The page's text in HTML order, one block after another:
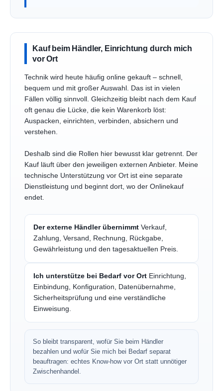
Kauf beim Händler, Einrichtung durch mich
vor Ort
Technik wird heute häufig online gekauft – schnell,
bequem und mit großer Auswahl. Das ist in vielen
Fällen völlig sinnvoll. Gleichzeitig bleibt nach dem Kauf
oft genau die Lücke, die kein Warenkorb löst:
Auspacken, einrichten, verbinden, absichern und
verstehen.
Deshalb sind die Rollen hier bewusst klar getrennt. Der
Kauf läuft über den jeweiligen externen Anbieter. Meine
technische Unterstützung vor Ort ist eine separate
Dienstleistung und beginnt dort, wo der Onlinekauf
endet.
Der externe Händler übernimmt Verkauf,
Zahlung, Versand, Rechnung, Rückgabe,
Gewährleistung und den tagesaktuellen Preis.
Ich unterstütze bei Bedarf vor Ort Einrichtung,
Einbindung, Konfiguration, Datenübernahme,
Sicherheitsprüfung und eine verständliche
Einweisung.
So bleibt transparent, wofür Sie beim Händler
bezahlen und wofür Sie mich bei Bedarf separat
beauftragen: echtes Know-how vor Ort statt unnötiger
Zwischenhandel.